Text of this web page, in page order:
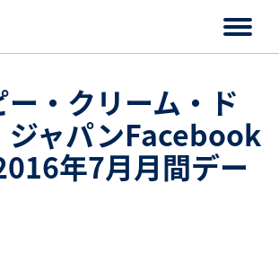
・クリーム・ド
ジャパンFacebook
年7月月間デー